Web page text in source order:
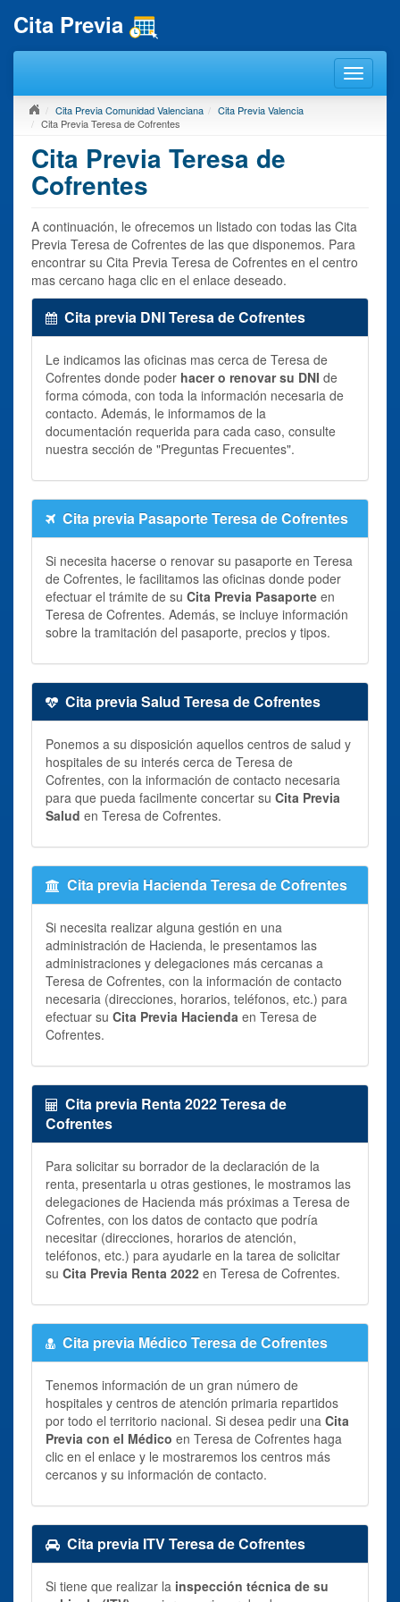
Cita Previa
Cita Previa Comunidad Valenciana
Cita Previa Valencia
Cita Previa Teresa de Cofrentes
Cita Previa Teresa de
Cofrentes
A continuación, le ofrecemos un listado con todas las Cita
Previa Teresa de Cofrentes de las que disponemos. Para
encontrar su Cita Previa Teresa de Cofrentes en el centro
mas cercano haga clic en el enlace deseado.
Cita previa DNI Teresa de Cofrentes
Le indicamos las oficinas mas cerca de Teresa de
Cofrentes donde poder hacer o renovar su DNI de
forma cómoda, con toda la información necesaria de
contacto. Además, le informamos de la
documentación requerida para cada caso, consulte
nuestra sección de "Preguntas Frecuentes".
Cita previa Pasaporte Teresa de Cofrentes
Si necesita hacerse o renovar su pasaporte en Teresa
de Cofrentes, le facilitamos las oficinas donde poder
efectuar el trámite de su Cita Previa Pasaporte en
Teresa de Cofrentes. Además, se incluye información
sobre la tramitación del pasaporte, precios y tipos.
Cita previa Salud Teresa de Cofrentes
Ponemos a su disposición aquellos centros de salud y
hospitales de su interés cerca de Teresa de
Cofrentes, con la información de contacto necesaria
para que pueda facilmente concertar su Cita Previa
Salud en Teresa de Cofrentes.
Cita previa Hacienda Teresa de Cofrentes
Si necesita realizar alguna gestión en una
administración de Hacienda, le presentamos las
administraciones y delegaciones más cercanas a
Teresa de Cofrentes, con la información de contacto
necesaria (direcciones, horarios, teléfonos, etc.) para
efectuar su Cita Previa Hacienda en Teresa de
Cofrentes.
Cita previa Renta 2022 Teresa de
Cofrentes
Para solicitar su borrador de la declaración de la
renta, presentarla u otras gestiones, le mostramos las
delegaciones de Hacienda más próximas a Teresa de
Cofrentes, con los datos de contacto que podría
necesitar (direcciones, horarios de atención,
teléfonos, etc.) para ayudarle en la tarea de solicitar
su Cita Previa Renta 2022 en Teresa de Cofrentes.
Cita previa Médico Teresa de Cofrentes
Tenemos información de un gran número de
hospitales y centros de atención primaria repartidos
por todo el territorio nacional. Si desea pedir una Cita
Previa con el Médico en Teresa de Cofrentes haga
clic en el enlace y le mostraremos los centros más
cercanos y su información de contacto.
Cita previa ITV Teresa de Cofrentes
Si tiene que realizar la inspección técnica de su